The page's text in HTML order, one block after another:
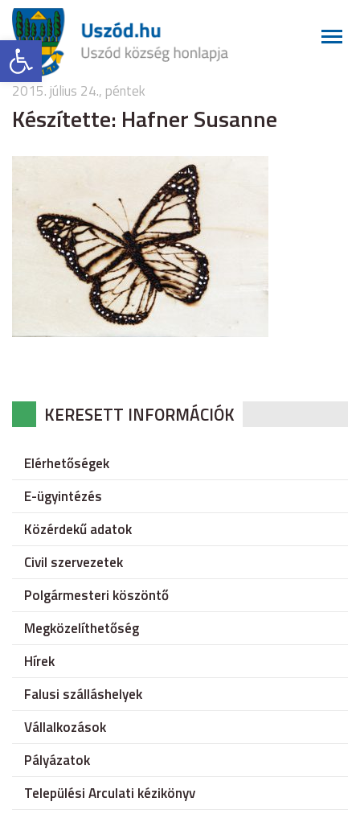
Eszköztár megnyitása
2015. július 24., péntek
Készítette: Hafner Susanne
KERESETT INFORMÁCIÓK
Elérhetőségek
E-ügyintézés
Közérdekű adatok
Civil szervezetek
Polgármesteri köszöntő
Megközelíthetőség
Hírek
Falusi szálláshelyek
Vállalkozások
Pályázatok
Települési Arculati kézikönyv